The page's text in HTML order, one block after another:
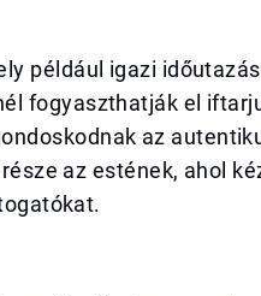
például igazi
fogyaszthatják el
az
az estének, ahol